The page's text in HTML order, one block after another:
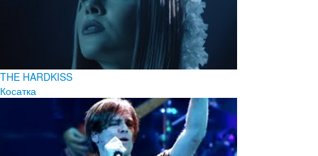
THE HARDKISS
Косатка